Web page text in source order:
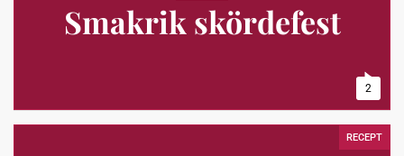
Smakrik skördefest
2
RECEPT